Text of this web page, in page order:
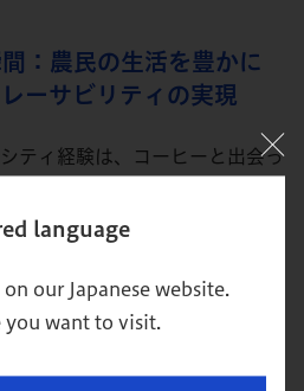
language
our Japanese website.
you want to visit.
：農民の生活を豊かに
ーサビリティの実現
ティ経験は、コーヒーと出会っ
ヒーのトレーサビリティとサス
ーの果肉を除去するBicycle